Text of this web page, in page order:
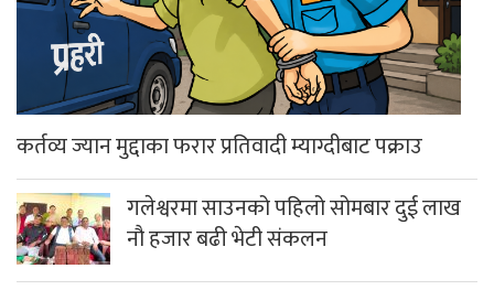
कर्तव्य ज्यान मुद्दाका फरार प्रतिवादी म्याग्दीबाट पक्राउ
गलेश्वरमा साउनको पहिलो सोमबार दुई लाख
नौ हजार बढी भेटी संकलन